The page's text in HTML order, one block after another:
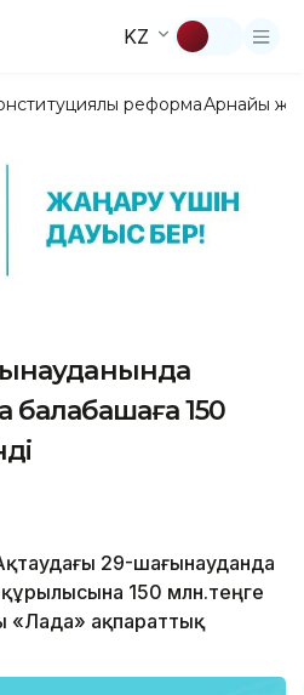
KZ
реформаАрнайы
150
29-шағынауданда
150 млн.теңге
«Лада» ақпараттық